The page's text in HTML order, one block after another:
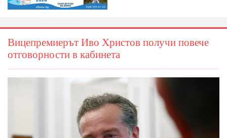
Вицепремиерът Иво Христов получи повече
отговорности в кабинета